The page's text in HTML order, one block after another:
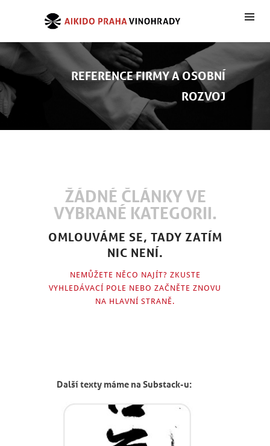
REFERENCE FIRMY A OSOBNÍ
ROZVOJ
ŽÁDNÉ ČLÁNKY VE
VYBRANÉ KATEGORII.
OMLOUVÁME SE, TADY ZATÍM
NIC NENÍ.
NEMŮŽETE NĚCO NAJÍT? ZKUSTE
VYHLEDÁVACÍ POLE NEBO ZAČNĚTE ZNOVU
NA HLAVNÍ STRANĚ .
Další texty máme na Substack-u: